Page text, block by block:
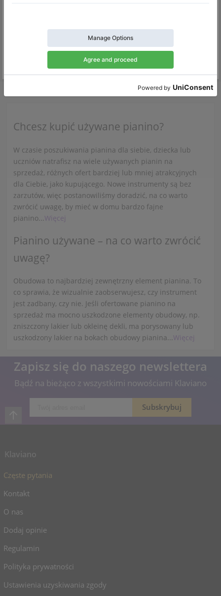
274 cm1991
Amsterdam
$187,629.42
280,280 cm1980
Holandia /
$60,618.74
Chcesz kupić używane pianino?
W czasie poszukiwania pianina dla siebie, dziecka lub
uczniów natrafisz na wiele używanych pianin na
sprzedaż, różnych ofert bardziej lub mniej atrakcyjnych
dla Ciebie, jako kupującego. Nowe instrumenty są bez
zarzutów, więc postanowiliśmy doradzić, na co warto
zwrócić uwagę, by mieć w domu bardzo fajne
pianino...Więcej
Pianino używane – na co warto zwrócić
uwagę?
Obudowa to najbardziej zewnętrzny element pianina. To
co sprawia, że wizualnie zaobserwujesz, czy instrument
jest zadbany, czy nie. Jeśli ofertowane pianino na
sprzedaż ma mocno uszkodzone elementy obudowy, np.
zniszczony lakier lub okleinę dekli, ma porysowany lub
uszkodzony lakier na bokach obudowy pianina...Więcej
Zapisz się do naszego newslettera
Bądź na bieżąco z wszystkimi nowościami Klaviano
Częste pytania
Kontakt
O nas
Dodaj opinie
Regulamin
Polityka prywatności
Ustawienia uzyskiwania zgody